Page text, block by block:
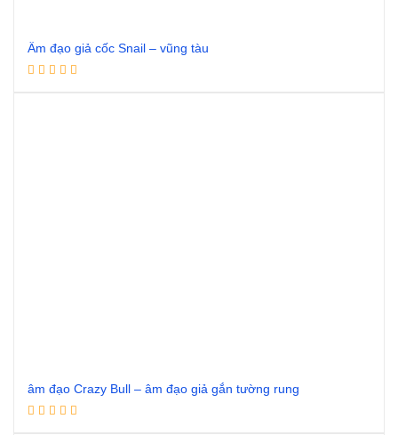
Âm đạo giả cốc Snail – vũng tàu
âm đạo Crazy Bull – âm đạo giả gắn tường rung